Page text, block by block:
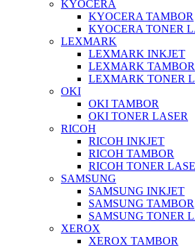
KYOCERA
KYOCERA TAMBOR
KYOCERA TONER
LEXMARK
LEXMARK INKJET
LEXMARK TAMBOR
LEXMARK TONER
OKI
OKI TAMBOR
OKI TONER LASER
RICOH
RICOH INKJET
RICOH TAMBOR
RICOH TONER
SAMSUNG
SAMSUNG INKJET
SAMSUNG TAMBOR
SAMSUNG TONER
XEROX
XEROX TAMBOR